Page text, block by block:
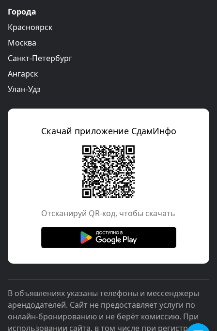
Города
Красноярск
Москва
Санкт-Петербург
Ангарск
Улан-Удэ
Скачай приложение СдамИнфо
Отcканируй QR-код, чтобы скачать
В объявлениях указаны телефоны и мессенджеры
арендодателей. Сайт не предоставляет услуги по
онлайн-бронированию и не берёт комиссию. При
использовании сайта, в том числе при регистрации,